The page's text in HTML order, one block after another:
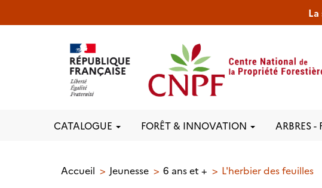
CATALOGUE FORÊT & INNOVATION ARBRES -
Accueil Jeunesse 6 ans et + L'herbier des feuilles